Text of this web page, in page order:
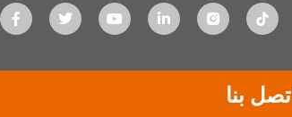
اتصل بنا